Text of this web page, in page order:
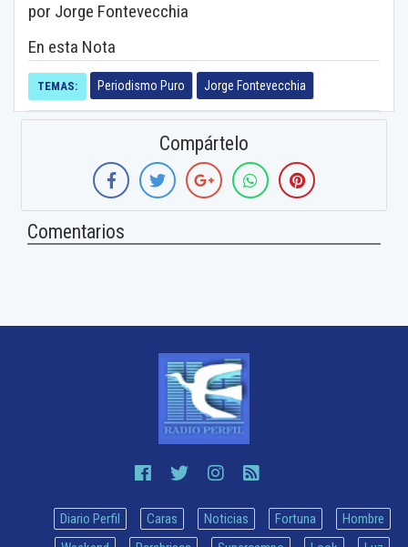
por Jorge Fontevecchia
En esta Nota
TEMAS: Periodismo Puro Jorge Fontevecchia
Compártelo
Comentarios
Diario Perfil Caras Noticias Fortuna
Hombre